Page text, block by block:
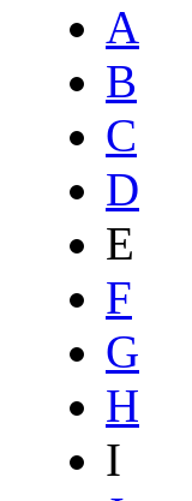
A
B
C
D
E
F
G
H
I